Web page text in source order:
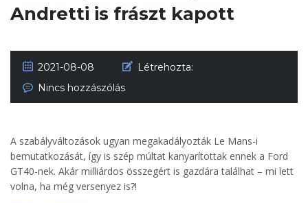
Andretti is frászt kapott
2021-08-08
Létrehozta:
Nincs hozzászólás
A szabályváltozások ugyan megakadályozták Le Mans-i
bemutatkozását, így is szép múltat kanyarítottak ennek a Ford
GT40-nek. Akár milliárdos összegért is gazdára találhat – mi lett
volna, ha még versenyez is?!